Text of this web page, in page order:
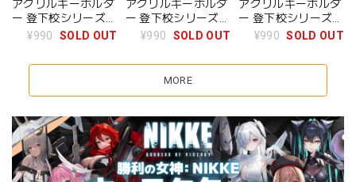
アクリルキーホルダ
ー 登下校シリーズ
アイス買い食い ver.
¥990 SOLD OUT
アクリルキーホルダ
ー 登下校シリーズ
自転車通学 ver. ヒカ
¥990 SOLD OUT
アクリルキーホルダ
ー 登下校シリーズ
自転車通学 ver. よし
¥990 SOLD OUT
MORE